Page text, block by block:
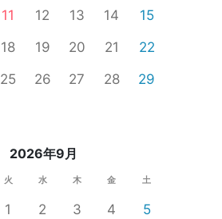
11 12 13 14
15
18 19 20 21
22
25 26 27 28
29
2026年9月
火 水 木 金 土
1 2 3 4
5